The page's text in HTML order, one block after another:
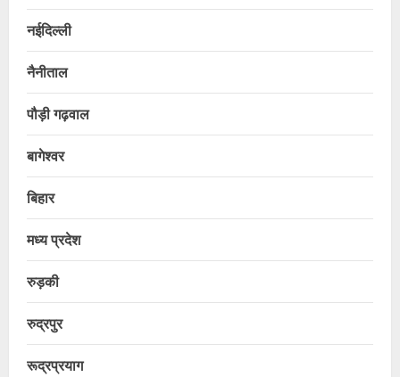
नईदिल्ली
नैनीताल
पौड़ी गढ़वाल
बागेश्वर
बिहार
मध्य प्रदेश
रुड़की
रुद्रपुर
रूद्रप्रयाग